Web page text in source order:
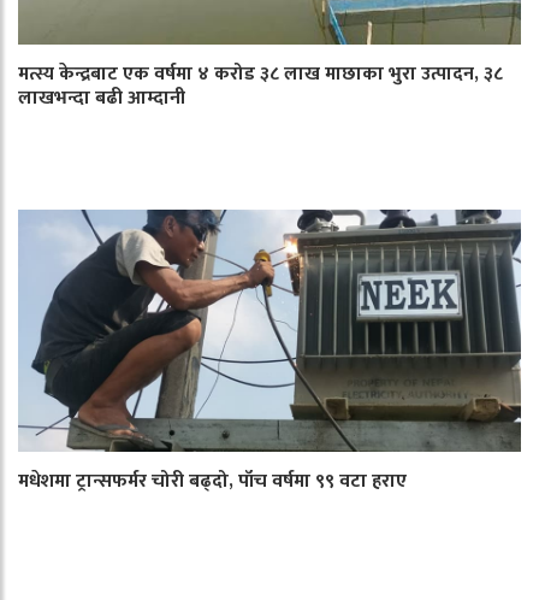
मत्स्य केन्द्रबाट एक वर्षमा ४ करोड ३८ लाख माछाका भुरा उत्पादन, ३८
लाखभन्दा बढी आम्दानी
मधेशमा ट्रान्सफर्मर चोरी बढ्दो, पाँच वर्षमा ९९ वटा हराए